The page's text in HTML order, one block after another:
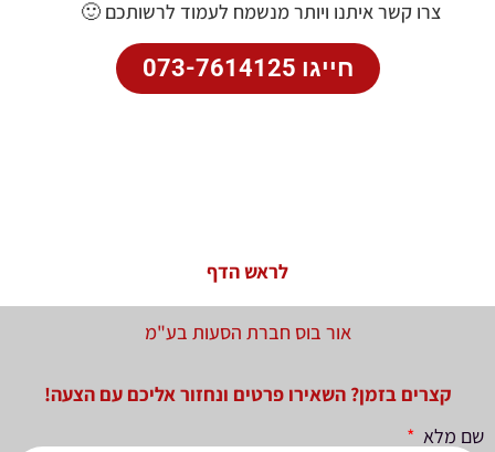
צרו קשר איתנו ויותר מנשמח לעמוד לרשותכם 🙂
חייגו 073-7614125
לראש הדף
אור בוס חברת הסעות בע"מ
קצרים בזמן? השאירו פרטים ונחזור אליכם עם הצעה!
שם מלא